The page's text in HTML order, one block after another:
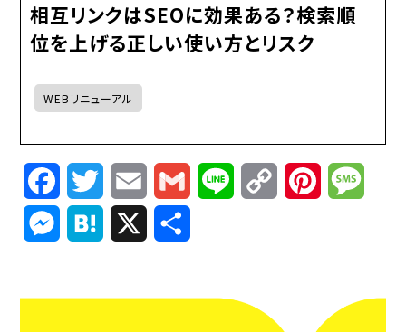
相互リンクはSEOに効果ある？検索順
位を上げる正しい使い方とリスク
WEBリニューアル
FacebookTwitterEmail Gmail Line
Copy
Link
Pinterest
Messenger
Hatena